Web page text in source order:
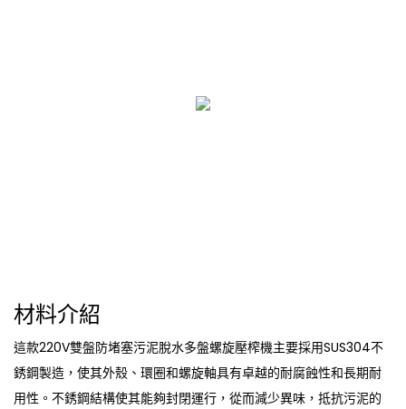
材料介紹
這款220V雙盤防堵塞污泥脫水多盤螺旋壓榨機主要採用SUS304不
銹鋼製造，使其外殼、環圈和螺旋軸具有卓越的耐腐蝕性和長期耐
用性。不銹鋼結構使其能夠封閉運行，從而減少異味，抵抗污泥的